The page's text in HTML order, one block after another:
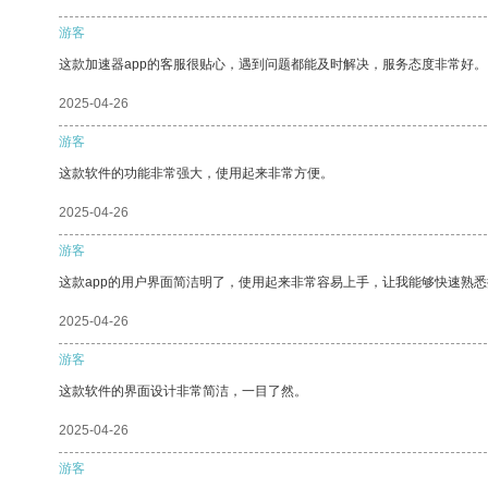
游客
这款加速器app的客服很贴心，遇到问题都能及时解决，服务态度非常好。
2025-04-26
游客
这款软件的功能非常强大，使用起来非常方便。
2025-04-26
游客
这款app的用户界面简洁明了，使用起来非常容易上手，让我能够快速熟
2025-04-26
游客
这款软件的界面设计非常简洁，一目了然。
2025-04-26
游客